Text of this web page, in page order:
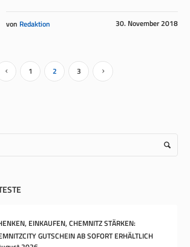
30. November 2018
von Redaktion
1 2 3
EINKAUFEN, CHEMNITZ STÄRKEN:
GUTSCHEIN AB SOFORT ERHÄLTLICH